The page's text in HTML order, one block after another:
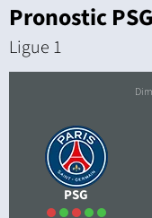
Pronostic
Ligue 1
PSG